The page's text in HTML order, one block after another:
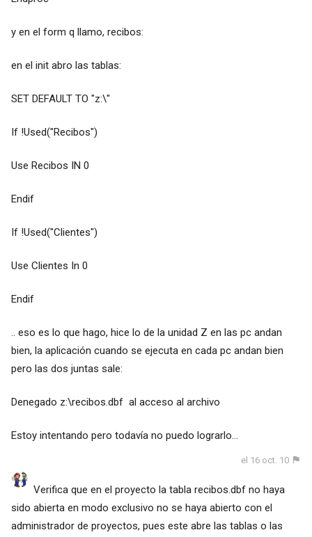
y en el form q llamo, recibos:
en el init abro las tablas:
SET DEFAULT TO "z:\"
If !Used("Recibos")
Use Recibos IN 0
Endif
If !Used("Clientes")
Use Clientes In 0
Endif
.. eso es lo que hago, hice lo de la unidad Z en las pc andan
bien, la aplicación cuando se ejecuta en cada pc andan bien
pero las dos juntas sale:
Denegado z:\recibos.dbf al acceso al archivo
Estoy intentando pero todavía no puedo lograrlo...
el 16 oct. 10
Verifica que en el proyecto la tabla recibos.dbf no haya
sido abierta en modo exclusivo no se haya abierto con el
administrador de proyectos, pues este abre las tablas o las